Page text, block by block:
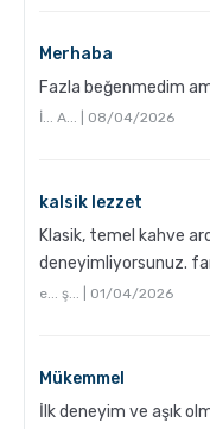
Kahve Nasıl
Merhaba
Fazla beğenmedim
İ... A... | 08/04/2026
kalsik lezzet
Klasik, temel kahve
deneyimliyorsunuz.
e... ş... | 01/04/2026
Mükemmel
İlk deneyim ve aşık